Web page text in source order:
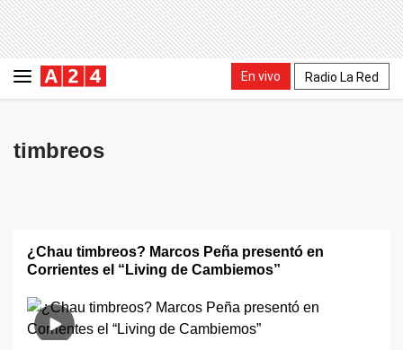
En vivo Radio La Red
timbreos
¿Chau timbreos? Marcos Peña presentó en
Corrientes el “Living de Cambiemos”